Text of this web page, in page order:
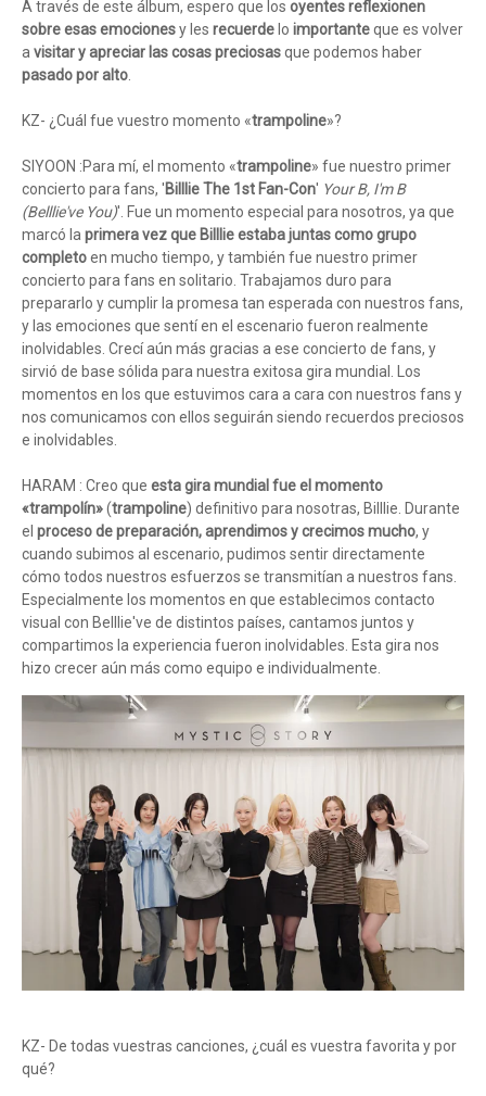
A través de este álbum, espero que los oyentes reflexionen
sobre esas emocionesy les recuerde lo importanteque es volver
a visitar y apreciar las cosas preciosasque podemos haber
pasado por alto
KZ- ¿Cuál fue vuestro momento «trampoline»?
SIYOON :Para mí, el momento «trampoline» fue nuestro primer
concierto para fans, 'Billlie The 1st Fan-Con' Your B, I'm B
(Belllie've You)'. Fue un momento especial para nosotros, ya que
marcó la primera vez que Billlie estaba juntas como grupo
completoen mucho tiempo, y también fue nuestro primer
concierto para fans en solitario. Trabajamos duro para
prepararlo y cumplir la promesa tan esperada con nuestros fans,
y las emociones que sentí en el escenario fueron realmente
inolvidables. Crecí aún más gracias a ese concierto de fans, y
sirvió de base sólida para nuestra exitosa gira mundial. Los
momentos en los que estuvimos cara a cara con nuestros fans y
nos comunicamos con ellos seguirán siendo recuerdos preciosos
e inolvidables.
HARAM : Creo que esta gira mundial fue el momento
«trampolín»(trampoline) definitivo para nosotras, Billlie. Durante
el proceso de preparación, aprendimos y crecimos mucho, y
cuando subimos al escenario, pudimos sentir directamente
cómo todos nuestros esfuerzos se transmitían a nuestros fans.
Especialmente los momentos en que establecimos contacto
visual con Belllie've de distintos países, cantamos juntos y
compartimos la experiencia fueron inolvidables. Esta gira nos
hizo crecer aún más como equipo e individualmente.
KZ- De todas vuestras canciones, ¿cuál es vuestra favorita y por
qué?